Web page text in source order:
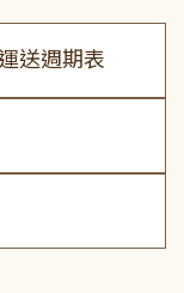
送週期表